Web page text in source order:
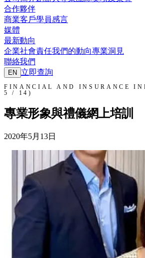
合作夥伴
商業客戶學員感言
媒體
最新動向
企業社會責任我們的動向專業洞見
聯絡我們
EN 立即查詢
FINANCIAL AND INSURANCE
5 / 14)
專業形象與禮儀網上培訓
2020年5月13日